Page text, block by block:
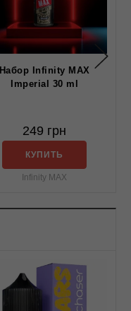
Набор Infinity MAX
Imperial 30 ml
249 грн
КУПИТЬ
Infinity MAX